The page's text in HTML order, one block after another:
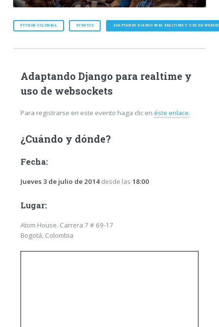
PYTHON COLOMBIA EVENTOS ADAPTANDO DJANGO PARA REALTIME Y USO DE
Adaptando Django para realtime y
uso de websockets
Para registrarse en este evento haga clic en éste enlace.
¿Cuándo y dónde?
Fecha:
Jueves 3 de julio de 2014desde las 18:00
Lugar:
Atom House. Carrera 7 # 69-17
Bogotá, Colombia